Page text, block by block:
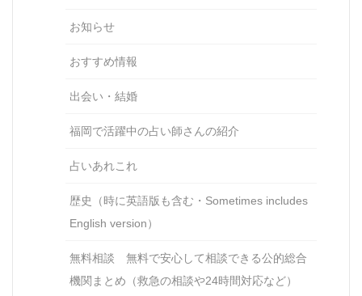
お知らせ
おすすめ情報
出会い・結婚
福岡で活躍中の占い師さんの紹介
占いあれこれ
歴史（時に英語版も含む・Sometimes includes
English version）
無料相談 無料で安心して相談できる公的総合
機関まとめ（救急の相談や24時間対応など）